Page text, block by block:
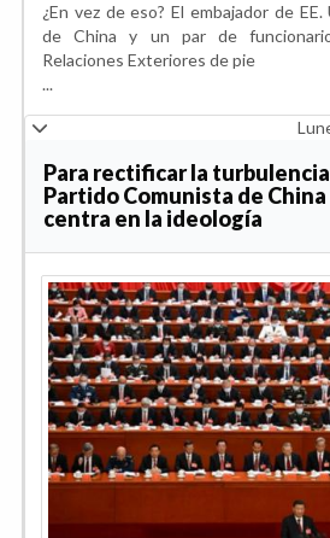
¿En vez de eso? El embajador de
de China y un par de
Relaciones Exteriores de pie
...
Para rectificar la turbulencia
Partido Comunista de China
centra en la ideología